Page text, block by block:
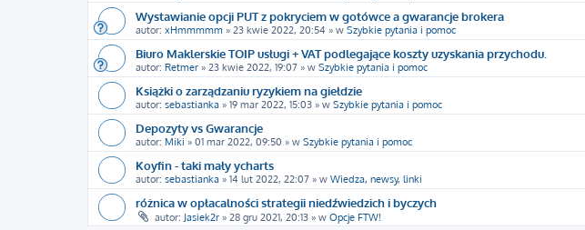
Wystawianie opcji PUT z pokryciem w gotówce a gwarancje brokera
autor: xHmmmmm » 23 kwie 2022, 20:54 » w Szybkie pytania i pomoc
Biuro Maklerskie TOIP usługi + VAT podlegające koszty uzyskania przychodu.
autor: Retmer » 23 kwie 2022, 19:07 » w Szybkie pytania i pomoc
Książki o zarządzaniu ryzykiem na giełdzie
autor: sebastianka » 19 mar 2022, 15:03 » w Szybkie pytania i pomoc
Depozyty vs Gwarancje
autor: Miki » 01 mar 2022, 09:50 » w Szybkie pytania i pomoc
Koyfin - taki mały ycharts
autor: sebastianka » 14 lut 2022, 22:07 » w Wiedza, newsy, linki
różnica w opłacalności strategii niedźwiedzich i byczych
autor: Jasiek2r » 28 gru 2021, 20:13 » w Opcje FTW!